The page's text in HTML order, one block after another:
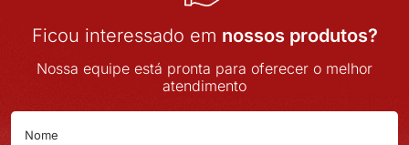
Ficou interessado em nossos produtos?
Nossa equipe está pronta para oferecer o melhor
atendimento
Nome